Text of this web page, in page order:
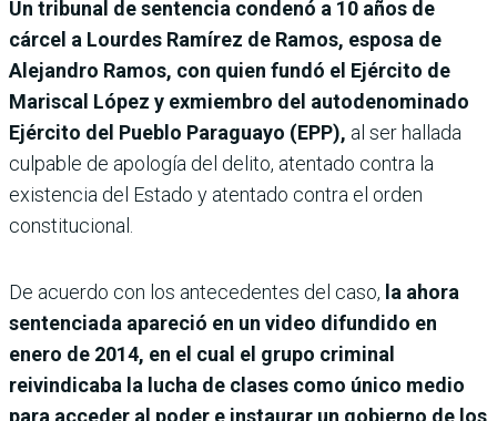
Un tribunal de sentencia condenó a 10 años de
cárcel a Lourdes Ramírez de Ramos, esposa de
Alejandro Ramos, con quien fundó el Ejército de
Mariscal López y exmiembro del autodenominado
Ejército del Pueblo Paraguayo (EPP), al ser hallada
culpable de apología del delito, atentado contra la
existencia del Estado y atentado contra el orden
constitucional.
De acuerdo con los antecedentes del caso, la ahora
sentenciada apareció en un video difundido en
enero de 2014, en el cual el grupo criminal
reivindicaba la lucha de clases como único medio
para acceder al poder e instaurar un gobierno de los